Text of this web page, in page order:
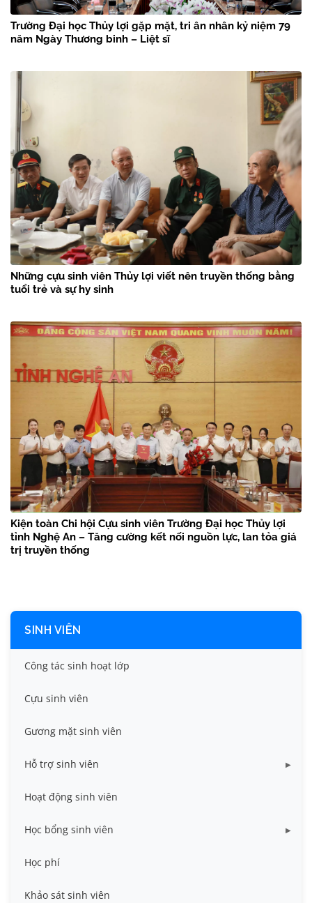
Trường Đại học Thủy lợi gặp mặt, tri ân nhân kỷ niệm 79
năm Ngày Thương binh – Liệt sĩ
Những cựu sinh viên Thủy lợi viết nên truyền thống bằng
tuổi trẻ và sự hy sinh
Kiện toàn Chi hội Cựu sinh viên Trường Đại học Thủy lợi
tỉnh Nghệ An – Tăng cường kết nối nguồn lực, lan tỏa giá
trị truyền thống
SINH VIÊN
Công tác sinh hoạt lớp
Cựu sinh viên
Gương mặt sinh viên
Hỗ trợ sinh viên
Miễn giảm học phí
Nhà ở
Hoạt động sinh viên
Học bổng sinh viên
HB khuyến khích học tập
HB Lê Văn Kiểm và gia đình
Học phí
Khảo sát sinh viên